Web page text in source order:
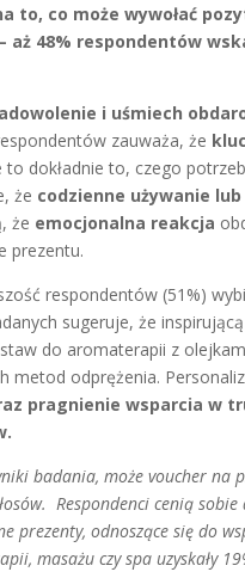
co może wywołać
48% respondentów
adowolenie i uśmiech
zauważa, że
dokładnie to, czego
że codzienne używanie
że emocjonalna reakcja
prezentu.
respondentów (51%)
sugeruje, że
do aromaterapii z
metod odprężenia.
pragnienie wsparcia w
badania, może voucher na
Respondenci cenią
prezenty, odnoszące się do
masażu czy spa uzyskały